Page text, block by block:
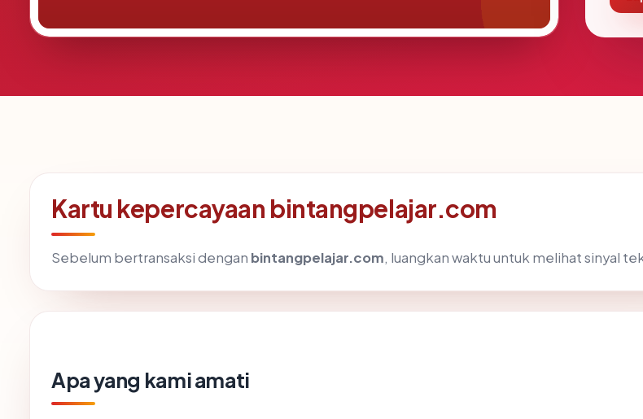
Kartu kepercayaan bintangpelajar.com
Sebelum bertransaksi dengan bintangpelajar.com, luangkan waktu untuk melihat sinyal
Apa yang kami amati